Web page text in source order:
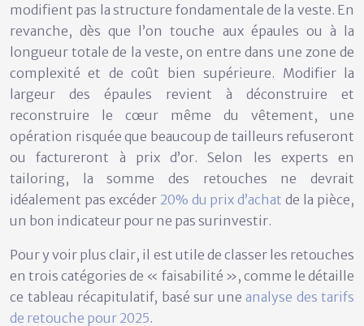
modifient pas la structure fondamentale de la veste. En
revanche, dès que l’on touche aux épaules ou à la
longueur totale de la veste, on entre dans une zone de
complexité et de coût bien supérieure. Modifier la
largeur des épaules revient à déconstruire et
reconstruire le cœur même du vêtement, une
opération risquée que beaucoup de tailleurs refuseront
ou factureront à prix d’or. Selon les experts en
tailoring, la somme des retouches ne devrait
idéalement pas excéder 20% du prix d’achat de la pièce,
un bon indicateur pour ne pas surinvestir.
Pour y voir plus clair, il est utile de classer les retouches
en trois catégories de « faisabilité », comme le détaille
ce tableau récapitulatif, basé sur une analyse des tarifs
de retouche pour 2025.